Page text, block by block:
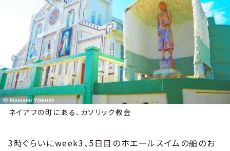
ネイアフの町にある、カソリック教会
3時ぐらいにweek3、5日目のホエールスイムの船のお